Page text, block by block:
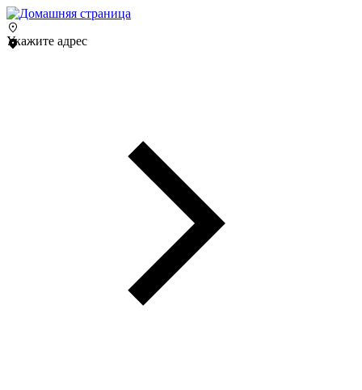
Укажите адрес